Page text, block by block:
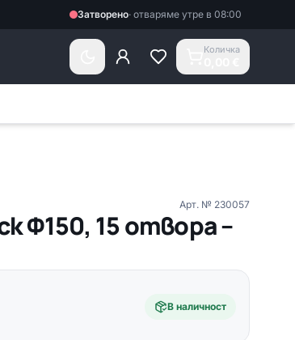
Затворено· отваряме утре в 08:00
Количка
Арт. № 230057
Ф150, 15 отвора –
В наличност